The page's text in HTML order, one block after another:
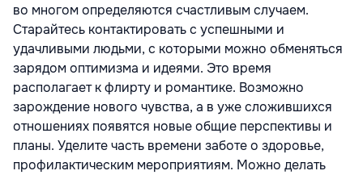
во многом определяются счастливым случаем.
Старайтесь контактировать с успешными и
удачливыми людьми, с которыми можно обменяться
зарядом оптимизма и идеями. Это время
располагает к флирту и романтике. Возможно
зарождение нового чувства, а в уже сложившихся
отношениях появятся новые общие перспективы и
планы. Уделите часть времени заботе о здоровье,
профилактическим мероприятиям. Можно делать